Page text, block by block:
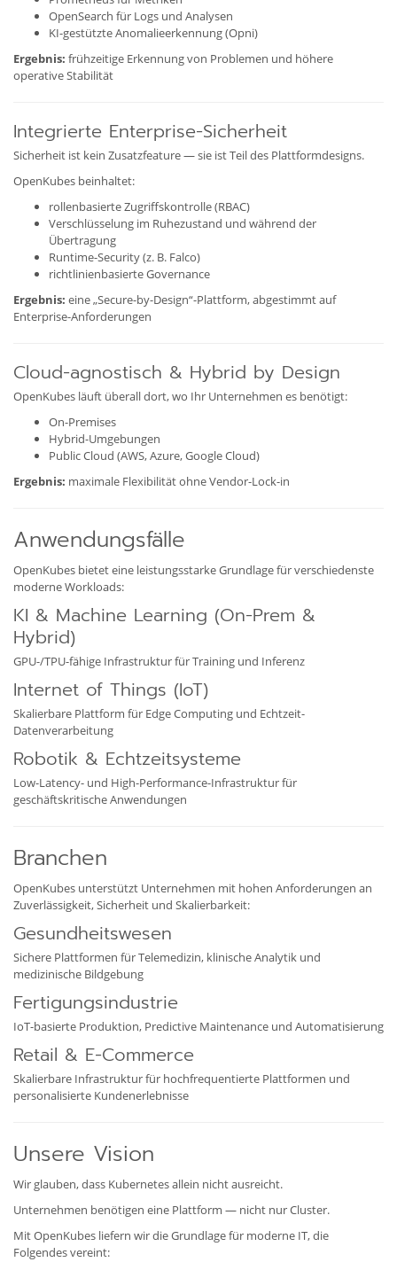
OpenSearch für Logs und Analysen
KI-gestützte Anomalieerkennung (Opni)
Ergebnis: frühzeitige Erkennung von Problemen und höhere
operative Stabilität
Integrierte Enterprise-Sicherheit
Sicherheit ist kein Zusatzfeature — sie ist Teil des Plattformdesigns.
OpenKubes beinhaltet:
rollenbasierte Zugriffskontrolle (RBAC)
Verschlüsselung im Ruhezustand und während der
Übertragung
Runtime-Security (z. B. Falco)
richtlinienbasierte Governance
Ergebnis: eine „Secure-by-Design“-Plattform, abgestimmt auf
Enterprise-Anforderungen
Cloud-agnostisch & Hybrid by Design
OpenKubes läuft überall dort, wo Ihr Unternehmen es benötigt:
On-Premises
Hybrid-Umgebungen
Public Cloud (AWS, Azure, Google Cloud)
Ergebnis: maximale Flexibilität ohne Vendor-Lock-in
Anwendungsfälle
OpenKubes bietet eine leistungsstarke Grundlage für verschiedenste
moderne Workloads:
KI & Machine Learning (On-Prem &
Hybrid)
GPU-/TPU-fähige Infrastruktur für Training und Inferenz
Internet of Things (IoT)
Skalierbare Plattform für Edge Computing und Echtzeit-
Datenverarbeitung
Robotik & Echtzeitsysteme
Low-Latency- und High-Performance-Infrastruktur für
geschäftskritische Anwendungen
Branchen
OpenKubes unterstützt Unternehmen mit hohen Anforderungen an
Zuverlässigkeit, Sicherheit und Skalierbarkeit:
Gesundheitswesen
Sichere Plattformen für Telemedizin, klinische Analytik und
medizinische Bildgebung
Fertigungsindustrie
IoT-basierte Produktion, Predictive Maintenance und Automatisierung
Retail & E-Commerce
Skalierbare Infrastruktur für hochfrequentierte Plattformen und
personalisierte Kundenerlebnisse
Unsere Vision
Wir glauben, dass Kubernetes allein nicht ausreicht.
Unternehmen benötigen eine Plattform — nicht nur Cluster.
Mit OpenKubes liefern wir die Grundlage für moderne IT, die
Folgendes vereint: